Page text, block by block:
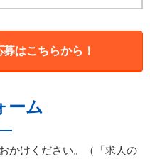
はこちらから！
ーム
かけください。（「求人の